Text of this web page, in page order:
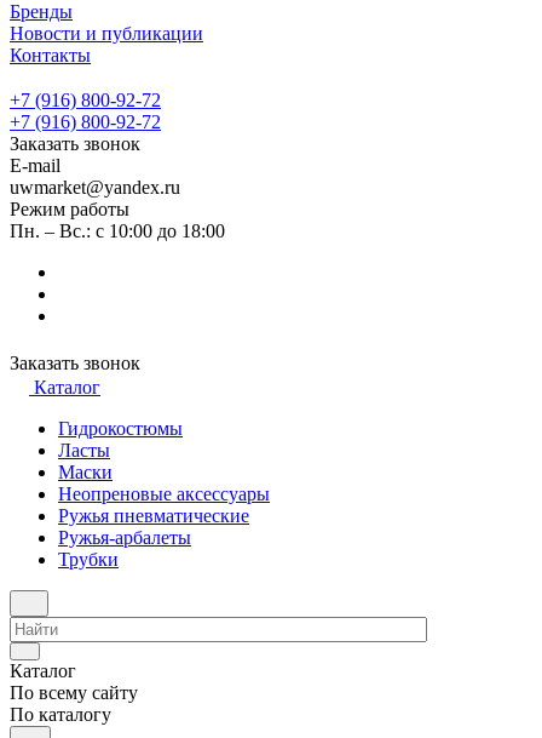
Бренды
Новости и публикации
Контакты
+7 (916) 800-92-72
+7 (916) 800-92-72
Заказать звонок
E-mail
uwmarket@yandex.ru
Режим работы
Пн. – Вс.: с 10:00 до 18:00
Заказать звонок
Каталог
Гидрокостюмы
Ласты
Маски
Неопреновые аксессуары
Ружья пневматические
Ружья-арбалеты
Трубки
Каталог
По всему сайту
По каталогу